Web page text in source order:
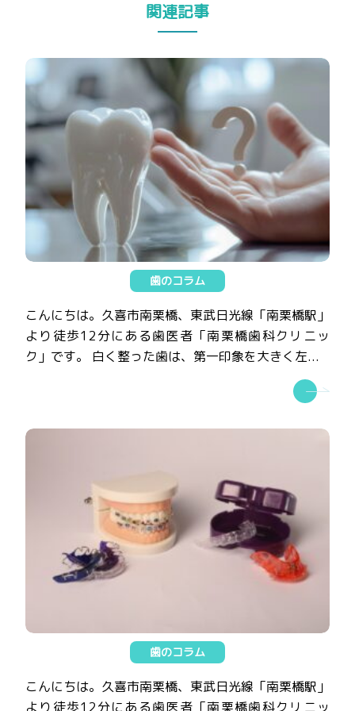
関連記事
歯のコラム
こんにちは。久喜市南栗橋、東武日光線「南栗橋駅」
より徒歩12分にある歯医者「南栗橋歯科クリニッ
ク」です。 白く整った歯は、第一印象を大きく左...
歯のコラム
こんにちは。久喜市南栗橋、東武日光線「南栗橋駅」
より徒歩12分にある歯医者「南栗橋歯科クリニッ